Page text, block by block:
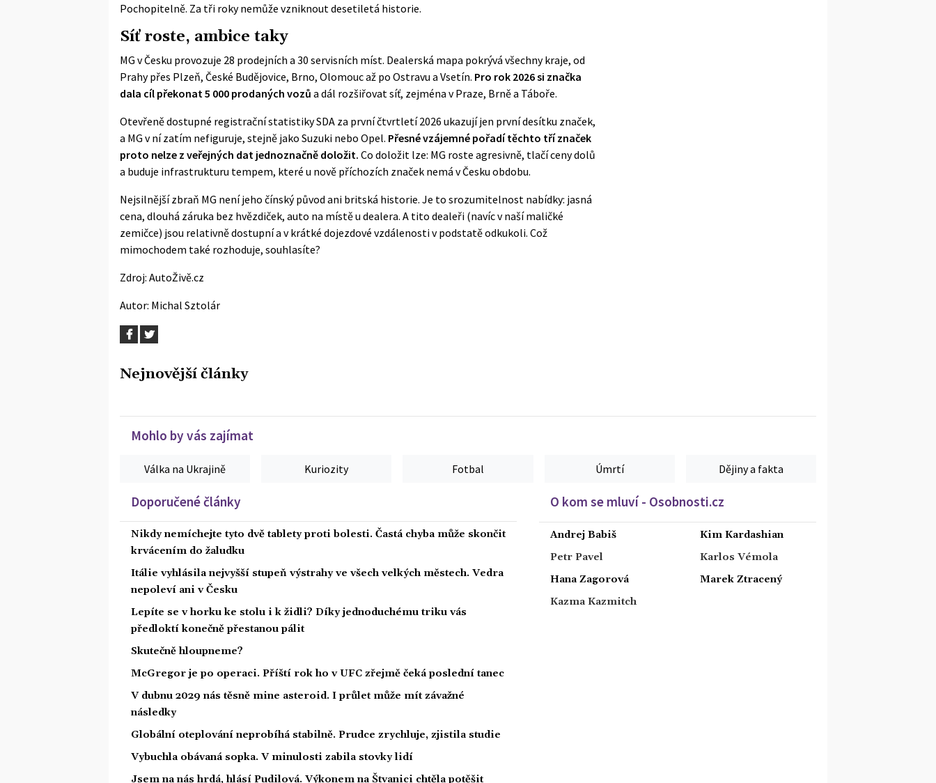
Pochopitelně. Za tři roky nemůže vzniknout desetiletá historie.
Síť roste, ambice taky
MG v Česku provozuje 28 prodejních a 30 servisních míst. Dealerská mapa pokrývá všechny kraje, od
Prahy přes Plzeň, České Budějovice, Brno, Olomouc až po Ostravu a Vsetín. Pro rok 2026 si značka
dala cíl překonat 5 000 prodaných vozů a dál rozšiřovat síť, zejména v Praze, Brně a Táboře.
Otevřeně dostupné registrační statistiky SDA za první čtvrtletí 2026 ukazují jen první desítku značek,
a MG v ní zatím nefiguruje, stejně jako Suzuki nebo Opel. Přesné vzájemné pořadí těchto tří značek
proto nelze z veřejných dat jednoznačně doložit. Co doložit lze: MG roste agresivně, tlačí ceny dolů
a buduje infrastrukturu tempem, které u nově příchozích značek nemá v Česku obdobu.
Nejsilnější zbraň MG není jeho čínský původ ani britská historie. Je to srozumitelnost nabídky: jasná
cena, dlouhá záruka bez hvězdiček, auto na místě u dealera. A tito dealeři (navíc v naší maličké
zemičce) jsou relativně dostupní a v krátké dojezdové vzdálenosti v podstatě odkukoli. Což
mimochodem také rozhoduje, souhlasíte?
Zdroj: AutoŽivě.cz
Autor: Michal Sztolár
Nejnovější články
Mohlo by vás zajímat
Válka na Ukrajině Kuriozity Fotbal Úmrtí Dějiny a fakta
Doporučené články
Nikdy nemíchejte tyto dvě tablety proti bolesti. Častá chyba může skončit
krvácením do žaludku
Itálie vyhlásila nejvyšší stupeň výstrahy ve všech velkých městech. Vedra
nepoleví ani v Česku
Lepíte se v horku ke stolu i k židli? Díky jednoduchému triku vás
předloktí konečně přestanou pálit
Skutečně hloupneme?
McGregor je po operaci. Příští rok ho v UFC zřejmě čeká poslední tanec
V dubnu 2029 nás těsně mine asteroid. I průlet může mít závažné
následky
Globální oteplování neprobíhá stabilně. Prudce zrychluje, zjistila studie
Vybuchla obávaná sopka. V minulosti zabila stovky lidí
Jsem na nás hrdá, hlásí Pudilová. Výkonem na Štvanici chtěla potěšit
O kom se mluví - Osobnosti.cz
Andrej Babiš
Petr Pavel
Hana Zagorová
Kazma Kazmitch
Kim Kardashian
Karlos Vémola
Marek Ztracený